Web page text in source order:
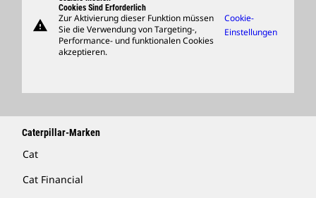
Merchandise
Händler Suchen
warning
Cookies Sind Erforderlich
Zur Aktivierung dieser Funktion müssen
Sie die Verwendung von Targeting-,
Performance- und funktionalen Cookies
akzeptieren.
Cookie-
Einstellungen
Caterpillar-Marken
Cat
Cat Financial